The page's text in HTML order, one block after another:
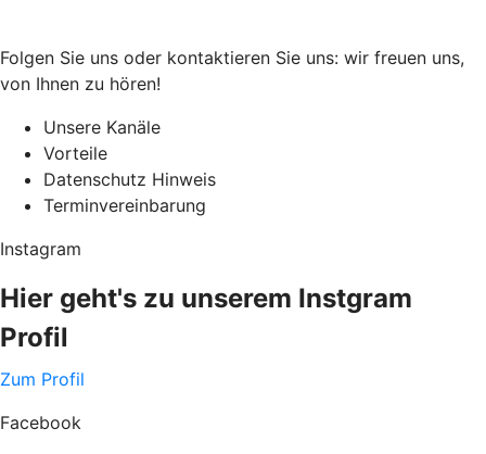
Folgen Sie uns oder kontaktieren Sie uns: wir freuen uns,
von Ihnen zu hören!
Unsere Kanäle
Vorteile
Datenschutz Hinweis
Terminvereinbarung
Instagram
Hier geht's zu unserem Instgram
Profil
Zum Profil
Facebook